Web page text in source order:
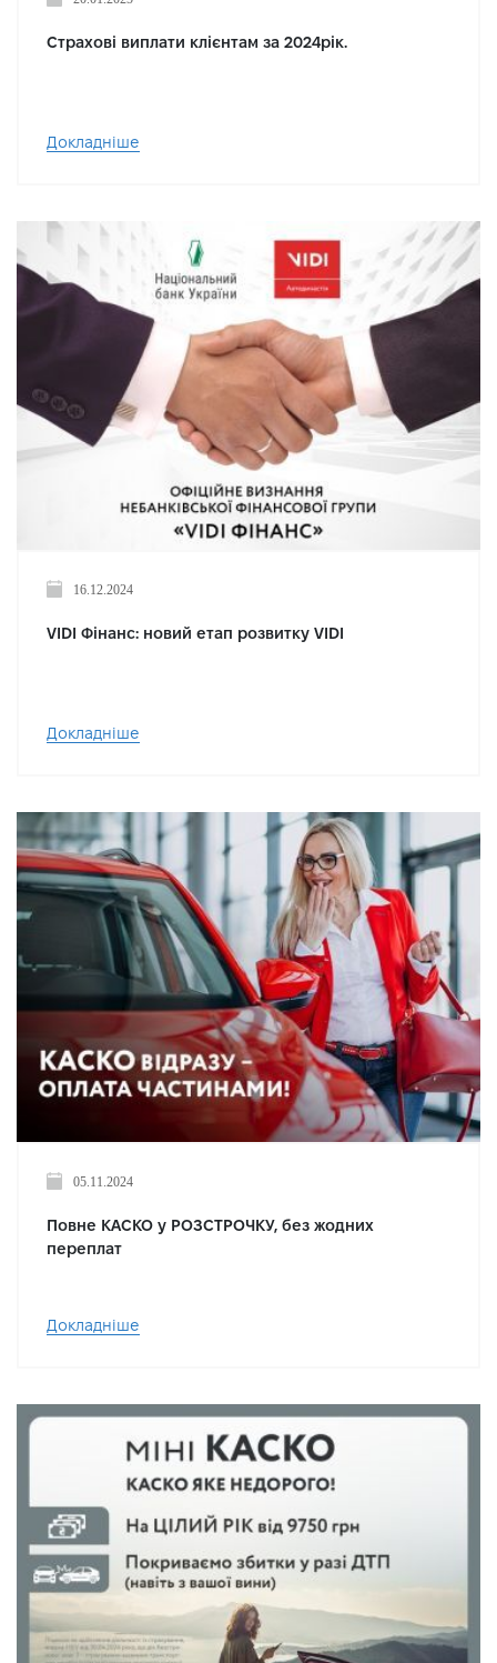
Страхові виплати клієнтам за 2024рік.
Докладніше
16.12.2024
VIDI Фінанс: новий етап розвитку VIDI
Докладніше
05.11.2024
Повне КАСКО у РОЗСТРОЧКУ, без жодних
переплат
Докладніше